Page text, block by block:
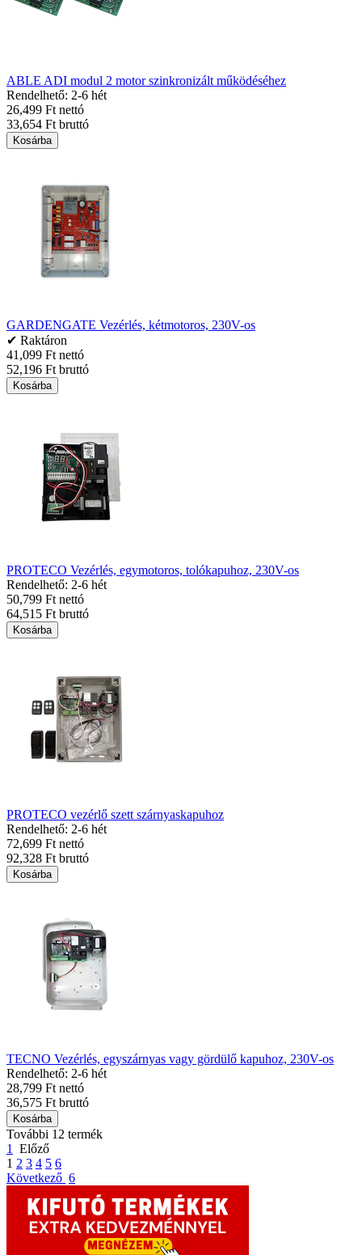
ABLE ADI modul 2 motor szinkronizált működéséhez
Rendelhető: 2-6 hét
26,499 Ft nettó
33,654 Ft bruttó
Kosárba
GARDENGATE Vezérlés, kétmotoros, 230V-os
✔ Raktáron
41,099 Ft nettó
52,196 Ft bruttó
Kosárba
PROTECO Vezérlés, egymotoros, tolókapuhoz, 230V-os
Rendelhető: 2-6 hét
50,799 Ft nettó
64,515 Ft bruttó
Kosárba
PROTECO vezérlő szett szárnyaskapuhoz
Rendelhető: 2-6 hét
72,699 Ft nettó
92,328 Ft bruttó
Kosárba
TECNO Vezérlés, egyszárnyas vagy gördülő kapuhoz, 230V-os
Rendelhető: 2-6 hét
28,799 Ft nettó
36,575 Ft bruttó
Kosárba
További 12 termék
1
Előző
1 2 3 4 5 6
Következő 6